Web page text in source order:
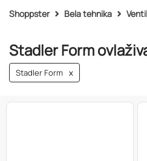
Shoppster Bela tehnika
Stadler Form
Stadler Form x